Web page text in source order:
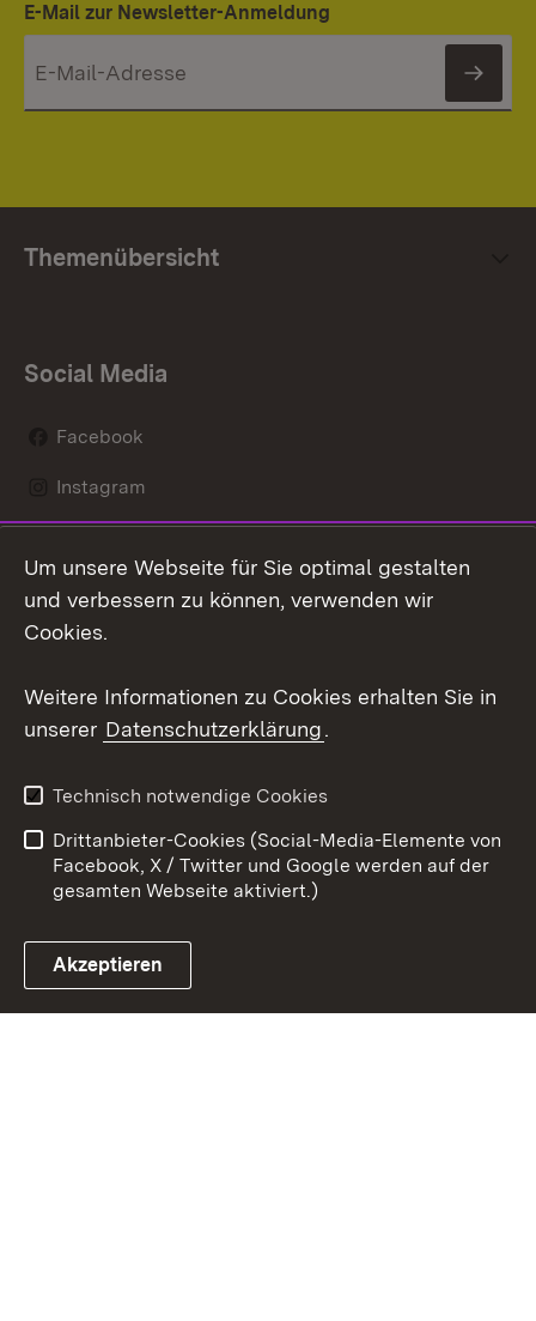
E-Mail zur Newsletter-Anmeldung
Themenübersicht
Social Media
Facebook
Instagram
Mastodon
Youtube
Link zum Landesportal
Kontakt
Datenschutz
Barrierefreiheit
Impressum Cookies
Um unsere Webseite für Sie optimal gestalten
und verbessern zu können, verwenden wir
Cookies.
Weitere Informationen zu Cookies erhalten Sie in
unserer Datenschutzerklärung.
Technisch notwendige Cookies
Drittanbieter-Cookies (Social-Media-Elemente von
Facebook, X / Twitter und Google werden auf der
gesamten Webseite aktiviert.)
Akzeptieren